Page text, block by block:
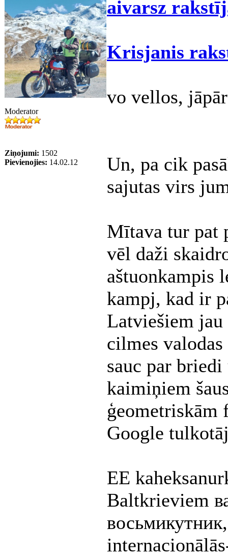
Moderator
Ziņojumi: 1502
Pievienojies: 14.02.12
aivarsz
Krisjanis
vo vellos,
Un, pa cik
sajutas virs
Mītava tur pat
vēl daži
aštuonkampis
kampj, kad ir
Latviešiem
cilmes
sauc par
kaimiņiem
ģeometriskām
Google
EE
Baltkrieviem